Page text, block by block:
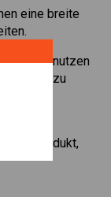
eine breite
30und nutzen
zu
und